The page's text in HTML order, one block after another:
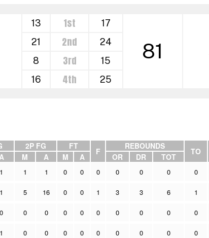
13 1st 17
81
21 2nd
24
8
3rd
15
16
4th 25
2P FG FT
F
REBOUNDS
TO
M A M A OR DR TOT
1 1 1 0 0 0 0 0 0 0
1 5 16 0 0 1 3 3 6 1
0 0 0 0 0 0 0 0 0 0
1 0 0 0 0 0 0 0 0 0